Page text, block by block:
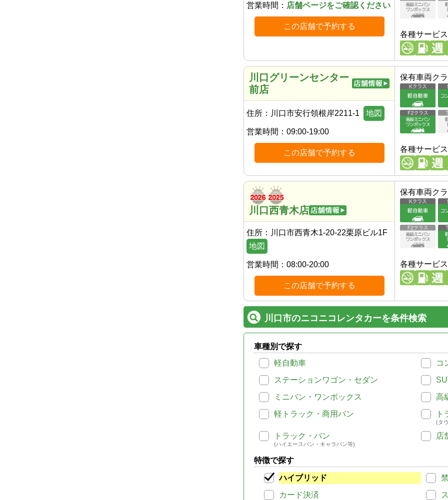
営業時間： 店舗ページをご確認ください
この店舗で予約する
各種サービス
川口グリーンセンター
前店
住所： 川口市安行領根岸2211-1 地図
営業時間： 09:00-19:00
この店舗で予約する
保有車両ク
各種サービス
川口西青木店
住所： 川口市西青木1-20-22栗原ビル1F
地図
営業時間： 08:00-20:00
この店舗で予約する
保有車両ク
各種サービス
川口市のニコニコレンタカーを条件検索
車種別で探す
軽自動車
コ
ステーションワゴン・セダン
ミニバン・ワンボックス
高
軽トラック・商用バン
ト
(タ
トラック・バン
(ハイエースバン・キャラバン等)
店
特徴で探す
ハイブリッド
カード決済